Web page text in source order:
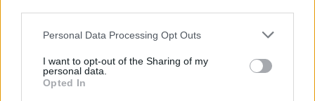
Personal Data Processing Opt Outs
I want to opt-out of the Sharing of my
personal data.
Opted In